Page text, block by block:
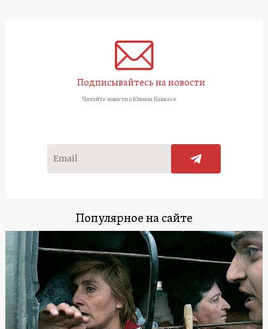
Подписывайтесь на новости
Читайте новости о Южном Кавказе
Популярное на сайте